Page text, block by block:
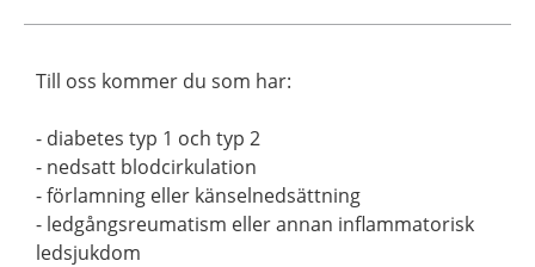
Till oss kommer du som har:
- diabetes typ 1 och typ 2
- nedsatt blodcirkulation
- förlamning eller känselnedsättning
- ledgångsreumatism eller annan inflammatorisk
ledsjukdom